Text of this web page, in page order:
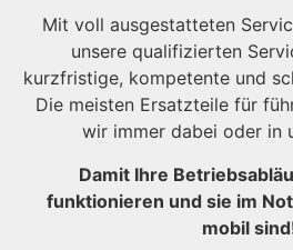
Mit voll ausgestatteten
unsere qualifizierten
kurzfristige, kompetente und
Die meisten Ersatzteile für
wir immer dabei oder in
Damit Ihre
funktionieren und sie im
mobil